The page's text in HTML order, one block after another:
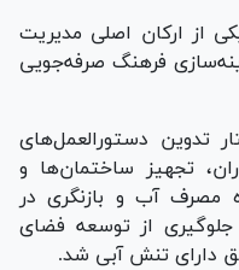
از ارکان اصلی مدیریت
فرهنگ صرفه‌جویی
تدوین دستورالعمل‌های
تجهیز ساختمان‌ها و
مصرف آب و بازنگری در
جلوگیری از توسعه فضای
دارای تنش آبی شد.